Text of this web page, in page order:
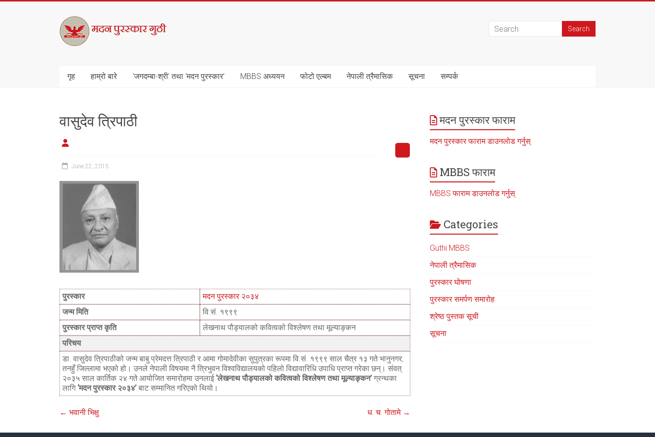
मदन
पुरस्कार
गुठी
गृह हाम्रो बारे ‘जगदम्बा-श्री’ तथा ‘मदन पुरस्कार’ MBBS अध्ययन फोटो एल्बम नेपाली त्रैमासिक सूचना सम्पर्क
वासुदेव त्रिपाठी
June 22, 2015
पुरस्कार
मदन पुरस्कार २०३४
जन्म मिति
वि.सं. १९९९
पुरस्कार प्राप्त कृति
लेखनाथ पौड्यालको कवित्वको विश्लेषण तथा मूल्याङ्कन
परिचय
डा. वासुदेव त्रिपाठीको जन्म बाबु प्रेमदत्त त्रिपाठी र आमा गोमादेवीका सुपुत्रका रूपमा वि.सं. १९९९ साल चैत्र १३ गते भानुनगर,
तनहुँ जिल्लामा भएको हो। उनले नेपाली विषयमा नै त्रिभुवन विश्वविद्यालयको पहिलो विद्यावारिधि उपाधि प्राप्त गरेका छन्। संवत्
२०३५ साल कार्तिक २४ गते आयोजित समारोहमा उनलाई‘लेखनाथ पौड्यालको कवित्वको विश्लेषण तथा मूल्याङ्कन’ ग्रन्थका
लागि‘मदन पुरस्कार २०३४’ बाट सम्मानित गरिएको थियो।
← भवानी भिक्षु ध. च. गोतामे →
मदन पुरस्कार फाराम
मदन पुरस्कार फाराम डाउनलोड गर्नुस्
MBBS फाराम
MBBS फाराम डाउनलोड गर्नुस्
Categories
Guthi MBBS
नेपाली त्रैमासिक
पुरस्कार घोषणा
पुरस्कार समर्पण समारोह
श्रेष्ठ पुस्तक सूची
सूचना